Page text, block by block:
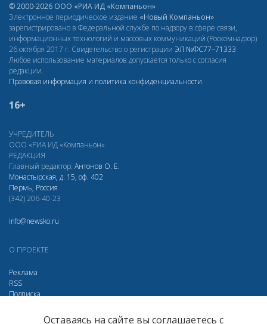
© 2000-2026 ООО «РИА ИД «Компаньон»
Электронное периодическое издание «Новый Компаньон»
зарегистрировано в Федеральной службе по надзору в сфере связи,
информационных технологий и массовых коммуникаций (Роскомнадзор)
26 октября 2017 г. Свидетельство о регистрации ЭЛ №ФС77–71333
Любое использование материалов допускается только с согласия
редакции.
Правовая информация и политика конфиденциальности.
16+
УЧРЕДИТЕЛЬ
ООО «РИА ИД «Компаньон»
РЕДАКЦИЯ
Главный редактор: Антонов О. Е.
Монастырская, д. 15, оф. 402
Пермь, Россия
(342) 206-40-23
info@newsko.ru
О ПРОЕКТЕ
Реклама
RSS
Подписка
ОдноклассникиОставаясь на сайте вы соглашаетесь с